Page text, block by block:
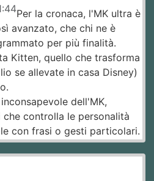
Per la cronaca, l'MK ultra è
avanzato, che chi ne è
per più finalità.
Kitten, quello che trasforma
se allevate in casa Disney)
dell'MK,
controlla le personalità
con frasi o gesti particolari.